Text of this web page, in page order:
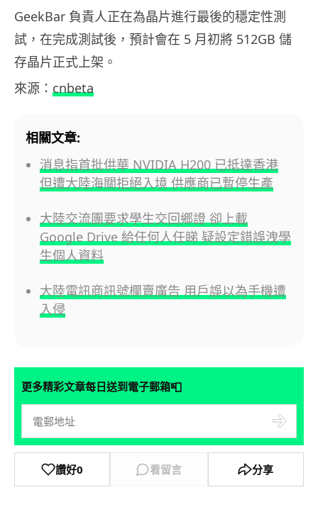
GeekBar 負責人正在為晶片進行最後的穩定性測
試，在完成測試後，預計會在 5 月初將 512GB 儲
存晶片正式上架。
來源： cnbeta
相關文章:
消息指首批供華 NVIDIA H200 已抵達香港
但遭大陸海關拒絕入境 供應商已暫停生產
大陸交流團要求學生交回鄉證 卻上載
Google Drive 給任何人任睇 疑設定錯誤洩學
生個人資料
大陸電訊商訊號欄賣廣告 用戶誤以為手機遭
入侵
更多精彩文章每日送到電子郵箱📮
讚好0 看留言 分享